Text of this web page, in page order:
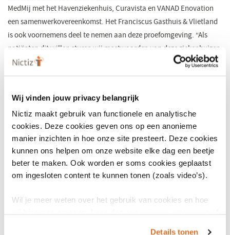
Wij vinden jouw privacy belangrijk
Nictiz maakt gebruik van functionele en analytische
cookies. Deze cookies geven ons op een anonieme
manier inzichten in hoe onze site presteert. Deze cookies
kunnen ons helpen om onze website elke dag een beetje
beter te maken. Ook worden er soms cookies geplaatst
om ingesloten content te kunnen tonen (zoals video’s).
Wil je meer weten over het gebruik van cookies en hoe
Details tonen
MedMij met het Havenziekenhuis, Curavista en VANAD Enovation
een samenwerkovereenkomst. Het Franciscus Gasthuis & Vlietland
is ook voornemens deel te nemen aan deze proefomgeving. “Als
patiënten dit willen sturen wij meetwaarden van deze ziekenhuizen
naar de persoonlijke gezondheidsomgeving van longpatiënten. We
Curavista. In Groningen werkt MedMij samen met Zorgbelang
Groningen, Zodos en huisartsengroepspraktijk Hommesplein te
Winschoten. Daar koppelen diabetespatiënten hun eigen draadloze
weegschalen, bloeddrukmeters en glucosemeters aan hun
persoonlijke gezondheidsomgeving. De zelfmeetgegevens worden
in de proef uitgewisseld met de huisarts. Door uit te wisselen via
MedMij is het straks in Groningen ook mogelijk vanuit een
persoonlijke gezondheidsomgeving met het ziekenhuis te
Samenvatting MedMij-programmaplan